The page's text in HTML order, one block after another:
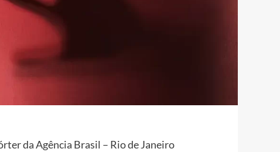
da Agência Brasil – Rio de Janeiro